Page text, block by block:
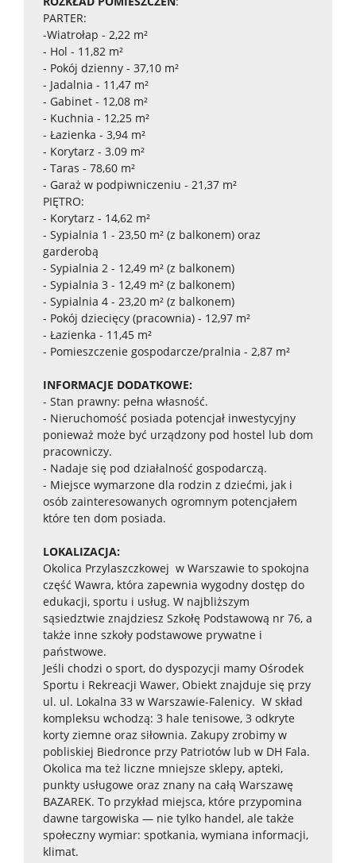
PARTER:
-Wiatrołap - 2,22 m²
- Hol - 11,82 m²
- Pokój dzienny - 37,10 m²
- Jadalnia - 11,47 m²
- Gabinet - 12,08 m²
- Kuchnia - 12,25 m²
- Łazienka - 3,94 m²
- Korytarz - 3.09 m²
- Taras - 78,60 m²
- Garaż w podpiwniczeniu - 21,37 m²
PIĘTRO:
- Korytarz - 14,62 m²
- Sypialnia 1 - 23,50 m² (z balkonem) oraz
garderobą
- Sypialnia 2 - 12,49 m² (z balkonem)
- Sypialnia 3 - 12,49 m² (z balkonem)
- Sypialnia 4 - 23,20 m² (z balkonem)
- Pokój dziecięcy (pracownia) - 12,97 m²
- Łazienka - 11,45 m²
- Pomieszczenie gospodarcze/pralnia - 2,87 m²
INFORMACJE DODATKOWE:
- Stan prawny: pełna własność.
- Nieruchomość posiada potencjał inwestycyjny
ponieważ może być urządzony pod hostel lub dom
pracowniczy.
- Nadaje się pod działalność gospodarczą.
- Miejsce wymarzone dla rodzin z dziećmi, jak i
osób zainteresowanych ogromnym potencjałem
które ten dom posiada.
LOKALIZACJA:
Okolica Przylaszczkowej w Warszawie to spokojna
część Wawra, która zapewnia wygodny dostęp do
edukacji, sportu i usług. W najbliższym
sąsiedztwie znajdziesz Szkołę Podstawową nr 76, a
także inne szkoły podstawowe prywatne i
państwowe.
Jeśli chodzi o sport, do dyspozycji mamy Ośrodek
Sportu i Rekreacji Wawer, Obiekt znajduje się przy
ul. ul. Lokalna 33 w Warszawie-Falenicy. W skład
kompleksu wchodzą: 3 hale tenisowe, 3 odkryte
korty ziemne oraz siłownia. Zakupy zrobimy w
pobliskiej Biedronce przy Patriotów lub w DH Fala.
Okolica ma też liczne mniejsze sklepy, apteki,
punkty usługowe oraz znany na całą Warszawę
BAZAREK. To przykład miejsca, które przypomina
dawne targowiska — nie tylko handel, ale także
społeczny wymiar: spotkania, wymiana informacji,
klimat.